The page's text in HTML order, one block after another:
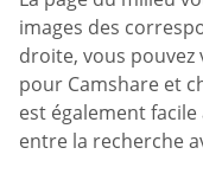
images des
droite, vous
pour Camshare et
est également
entre la recherche